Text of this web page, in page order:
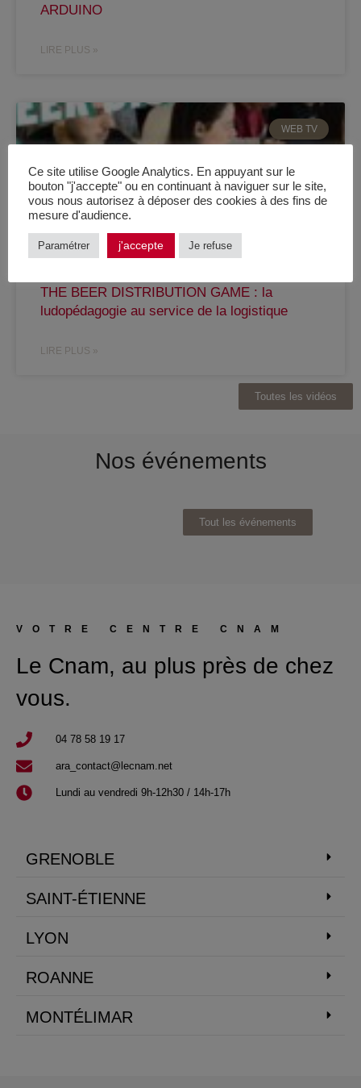
ARDUINO
LIRE PLUS »
WEB TV
THE BEER DISTRIBUTION GAME : la
ludopédagogie au service de la logistique
LIRE PLUS »
Toutes les vidéos
Nos événements
Tout les événements
VOTRE CENTRE CNAM
Le Cnam, au plus près de chez
vous.
04 78 58 19 17​
ara_contact@lecnam.net
Lundi au vendredi 9h-12h30 / 14h-17h
GRENOBLE
SAINT-ÉTIENNE
LYON
ROANNE
MONTÉLIMAR
Ce site utilise Google Analytics. En appuyant sur le
bouton "j'accepte" ou en continuant à naviguer sur le site,
vous nous autorisez à déposer des cookies à des fins de
mesure d'audience.
Paramétrer j'accepte Je refuse